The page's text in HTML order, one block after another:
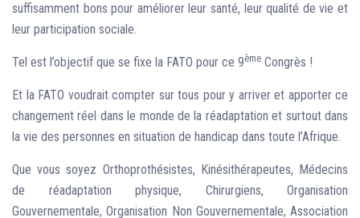
suffisamment bons pour améliorer leur santé, leur qualité de vie et
leur participation sociale.
Tel est l’objectif que se fixe la FATO pour ce 9ème Congrès !
Et la FATO voudrait compter sur tous pour y arriver et apporter ce
changement réel dans le monde de la réadaptation et surtout dans
la vie des personnes en situation de handicap dans toute l’Afrique.
Que vous soyez Orthoprothésistes, Kinésithérapeutes, Médecins
de réadaptation physique, Chirurgiens, Organisation
Gouvernementale, Organisation Non Gouvernementale, Association